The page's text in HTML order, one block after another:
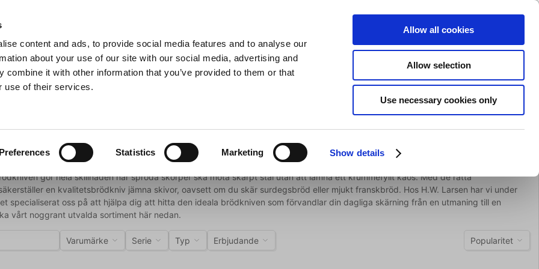
content and ads, to provide social media features and to analyse our
about your use of our site with our social media, advertising and
combine it with other information that you’ve provided to them or that
use of their services.
Preferences Statistics Marketing Show details
Allow all cookies
Allow selection
Use necessary cookies only
Sök Kundvagn (0)
Grillar Köksmaskiner Restaurangkläder Erbjurdanden Brands
& Universalknivar med tandat blad
gör hela skillnaden när spröda skorper ska möta skarpt stål utan att lämna ett krummefyllt kaos. Med de rätta
en kvalitetsbrödkniv jämna skivor, oavsett om du skär surdegsbröd eller mjukt franskbröd. Hos H.W. Larsen har vi under
specialiserat oss på att hjälpa dig att hitta den ideala brödkniven som förvandlar din dagliga skärning från en utmaning till en
vårt noggrant utvalda sortiment här nedan.
Varumärke Serie Typ Erbjudande Popularitet